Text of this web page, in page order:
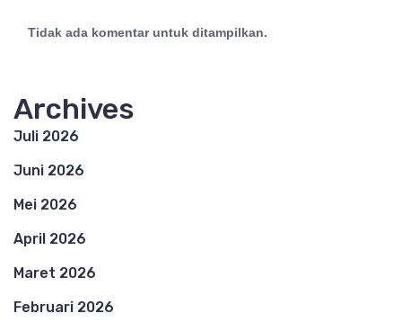
Tidak ada komentar untuk ditampilkan.
Archives
Juli 2026
Juni 2026
Mei 2026
April 2026
Maret 2026
Februari 2026